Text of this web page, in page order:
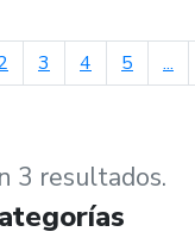
3 4 5 ...
3 resultados.